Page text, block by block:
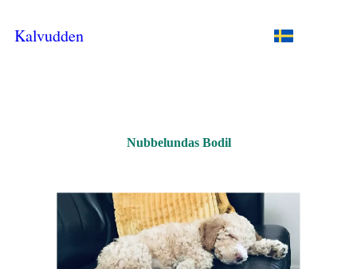
Kalvudden
Nubbelundas Bodil